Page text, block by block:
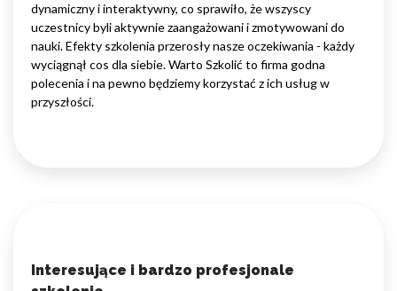
dynamiczny i interaktywny, co sprawiło, że wszyscy
uczestnicy byli aktywnie zaangażowani i zmotywowani do
nauki. Efekty szkolenia przerosły nasze oczekiwania - każdy
wyciągnął cos dla siebie. Warto Szkolić to firma godna
polecenia i na pewno będziemy korzystać z ich usług w
przyszłości.
Interesujące i bardzo profesjonale